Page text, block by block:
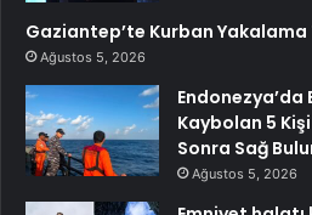
Gaziantep’te Kurban Yakalama
Ağustos 5, 2026
Kaybolan 5
Sonra Sağ
Ağustos 5, 2026